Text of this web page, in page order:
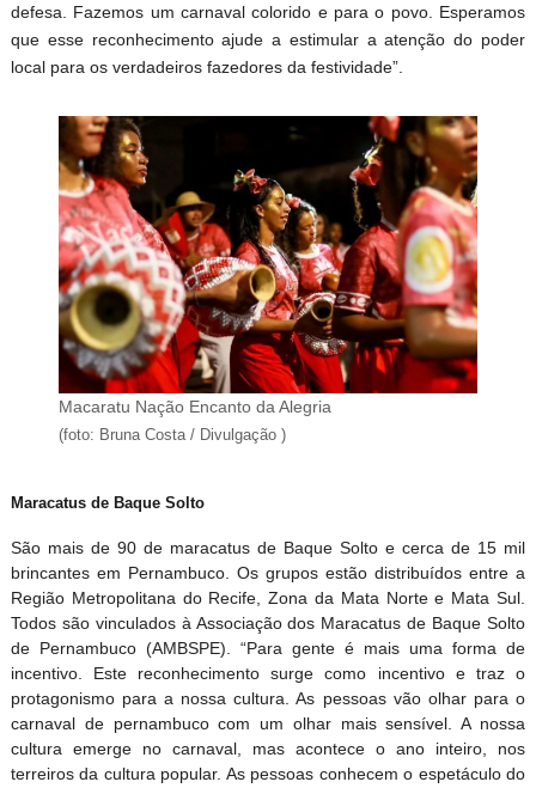
defesa. Fazemos um carnaval colorido e para o povo. Esperamos
que esse reconhecimento ajude a estimular a atenção do poder
local para os verdadeiros fazedores da festividade”.
Macaratu Nação Encanto da Alegria
(foto: Bruna Costa / Divulgação )
Maracatus de Baque Solto
São mais de 90 de maracatus de Baque Solto e cerca de 15 mil
brincantes em Pernambuco. Os grupos estão distribuídos entre a
Região Metropolitana do Recife, Zona da Mata Norte e Mata Sul.
Todos são vinculados à Associação dos Maracatus de Baque Solto
de Pernambuco (AMBSPE). “Para gente é mais uma forma de
incentivo. Este reconhecimento surge como incentivo e traz o
protagonismo para a nossa cultura. As pessoas vão olhar para o
carnaval de pernambuco com um olhar mais sensível. A nossa
cultura emerge no carnaval, mas acontece o ano inteiro, nos
terreiros da cultura popular. As pessoas conhecem o espetáculo do